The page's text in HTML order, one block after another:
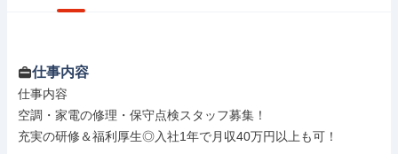
仕事内容
仕事内容
空調・家電の修理・保守点検スタッフ募集！
充実の研修＆福利厚生◎入社1年で月収40万円以上も可！